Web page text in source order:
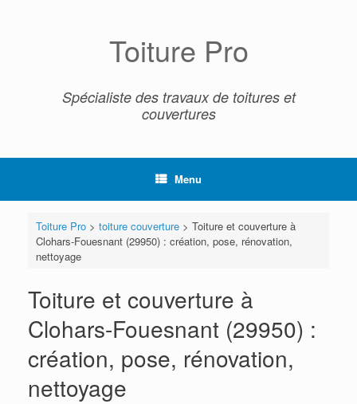
Toiture Pro
Spécialiste des travaux de toitures et
couvertures
Menu
Toiture Pro> toiture couverture> Toiture et couverture à
Clohars-Fouesnant (29950) : création, pose, rénovation,
nettoyage
Toiture et couverture à
Clohars-Fouesnant (29950) :
création, pose, rénovation,
nettoyage